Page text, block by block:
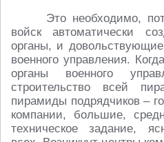
Это необходимо,
войск автоматически
органы, и
военного управления.
органы военного
строительство всей
пирамиды подрядчиков –
компании, большие,
техническое задание,